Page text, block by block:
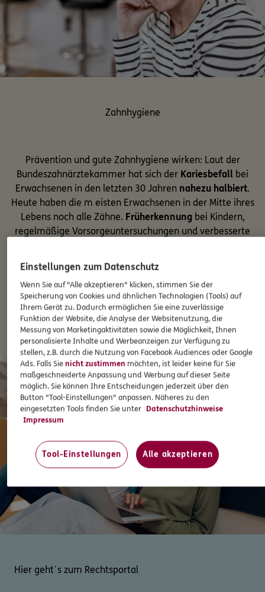
Zahnhygiene
Prävention und gute Zahnhygiene wirken: Laut der
Bundeszahnärztekammer hat sich der Kariesbefall bei
Erwachsenen in den letzten 30 Jahren nahezu halbiert.
Heute haben die m eisten Erwachsenen in der Mitte ihres
Lebens noch alle Zähne. Früherkennungbei Kindern,
regelmäßige Vorsorgeuntersuchungen und verbesserte
Mehr erfahren
Zur Versicherung für Zahnerhalt
Hier geht´s zum Rechtsportal
Einstellungen zum Datenschutz
Wenn Sie auf "Alle akzeptieren" klicken, stimmen Sie der
Speicherung von Cookies und ähnlichen Technologien (Tools) auf
Ihrem Gerät zu. Dadurch ermöglichen Sie eine zuverlässige
Funktion der Website, die Analyse der Websitenutzung, die
Messung von Marketingaktivitäten sowie die Möglichkeit, Ihnen
personalisierte Inhalte und Werbeanzeigen zur Verfügung zu
stellen, z.B. durch die Nutzung von Facebook Audiences oder Google
Ads. Falls Sienicht zustimmen möchten, ist leider keine für Sie
maßgeschneiderte Anpassung und Werbung auf dieser Seite
möglich. Sie können Ihre Entscheidungen jederzeit über den
Button "Tool-Einstellungen" anpassen. Näheres zu den
eingesetzten Tools finden Sie unter Datenschutzhinweise
Impressum
Tool-Einstellungen Alle akzeptieren